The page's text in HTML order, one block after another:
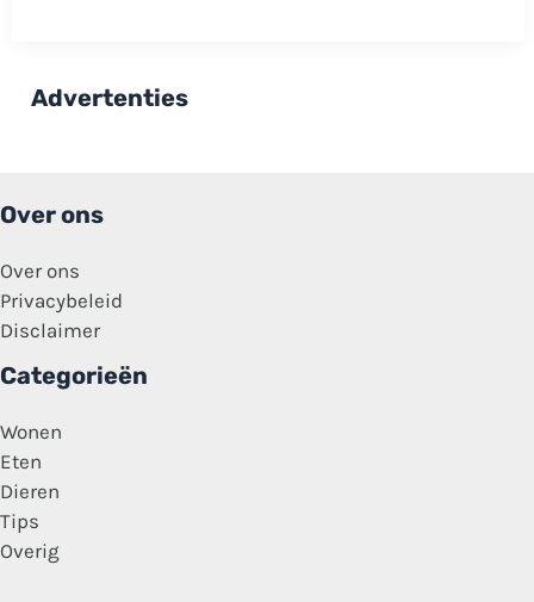
‘Schoonheid
zit
Advertenties
Over ons
Over ons
Privacybeleid
Disclaimer
Categorieën
Wonen
Eten
Dieren
Tips
Overig